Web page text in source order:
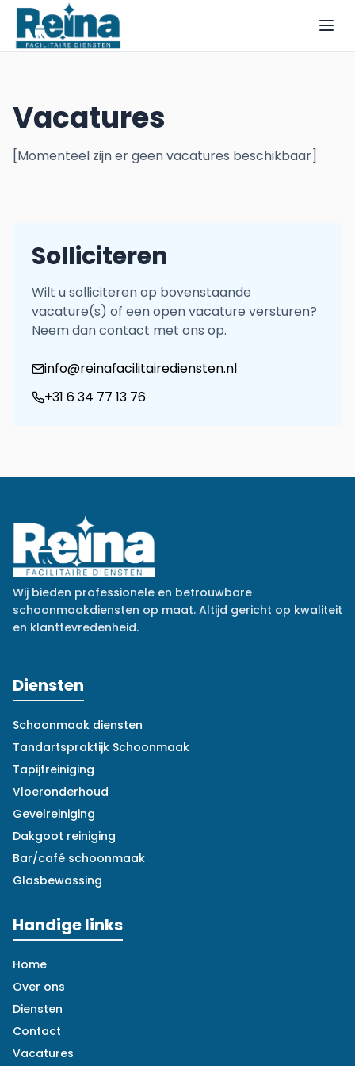
Vacatures
[Momenteel zijn er geen vacatures beschikbaar]
Solliciteren
Wilt u solliciteren op bovenstaande
vacature(s) of een open vacature versturen?
Neem dan contact met ons op.
info@reinafacilitairediensten.nl
+31 6 34 77 13 76
Wij bieden professionele en betrouwbare
schoonmaakdiensten op maat. Altijd gericht op kwaliteit
en klanttevredenheid.
Diensten
Schoonmaak diensten
Tandartspraktijk Schoonmaak
Tapijtreiniging
Vloeronderhoud
Gevelreiniging
Dakgoot reiniging
Bar/café schoonmaak
Glasbewassing
Handige links
Home
Over ons
Diensten
Contact
Vacatures